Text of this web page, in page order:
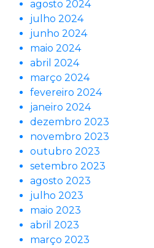
agosto 2024
julho 2024
junho 2024
maio 2024
abril 2024
março 2024
fevereiro 2024
janeiro 2024
dezembro 2023
novembro 2023
outubro 2023
setembro 2023
agosto 2023
julho 2023
maio 2023
abril 2023
março 2023